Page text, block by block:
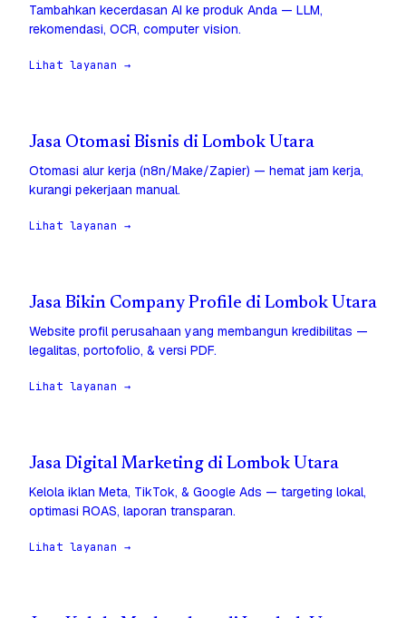
Tambahkan kecerdasan AI ke produk Anda — LLM,
rekomendasi, OCR, computer vision.
Lihat layanan →
Jasa Otomasi Bisnis di Lombok Utara
Otomasi alur kerja (n8n/Make/Zapier) — hemat jam kerja,
kurangi pekerjaan manual.
Lihat layanan →
Jasa Bikin Company Profile di Lombok Utara
Website profil perusahaan yang membangun kredibilitas —
legalitas, portofolio, & versi PDF.
Lihat layanan →
Jasa Digital Marketing di Lombok Utara
Kelola iklan Meta, TikTok, & Google Ads — targeting lokal,
optimasi ROAS, laporan transparan.
Lihat layanan →